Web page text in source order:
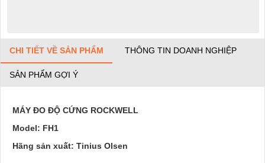
CHI TIẾT VỀ SẢN PHẨM THÔNG TIN DOANH NGHIỆP
SẢN PHẨM GỢI Ý
MÁY ĐO ĐỘ CỨNG ROCKWELL
Model: FH1
Hãng sản xuất: Tinius Olsen